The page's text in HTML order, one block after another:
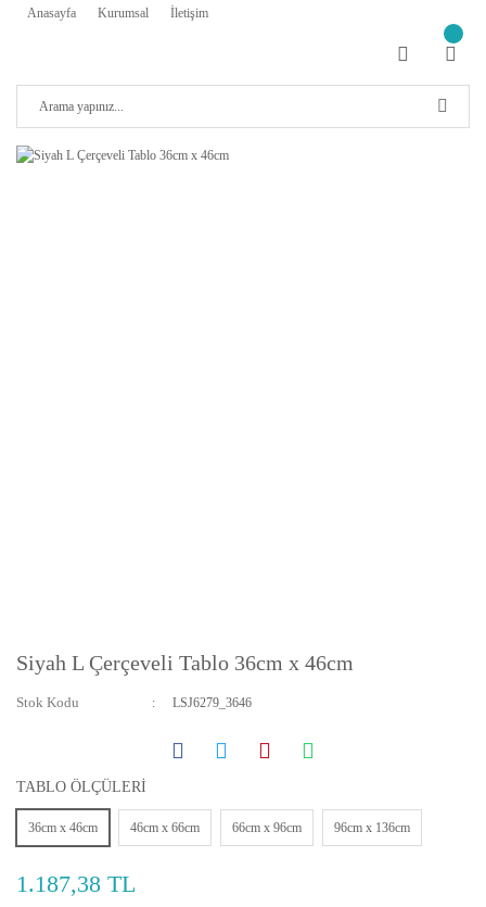
Anasayfa Kurumsal İletişim
Siyah L Çerçeveli Tablo 36cm x 46cm
Stok Kodu LSJ6279_3646
TABLO ÖLÇÜLERİ
36cm x 46cm 46cm x 66cm 66cm x 96cm 96cm x 136cm
1.187,38 TL